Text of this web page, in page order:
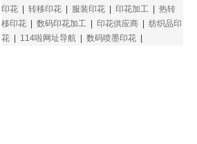
印花
转移印花 服装印花 印花加工
热转
移印花
数码印花加工 印花供应商
纺织品印
花
114啦网址导航 数码喷墨印花